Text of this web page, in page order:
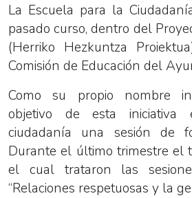
La Escuela para la
pasado curso, dentro del
(Herriko Hezkuntza
Comisión de Educación del
Como su propio nombre
objetivo de esta
ciudadanía una sesión de
Durante el último trimestre el
el cual trataron las
“Relaciones respetuosas y la